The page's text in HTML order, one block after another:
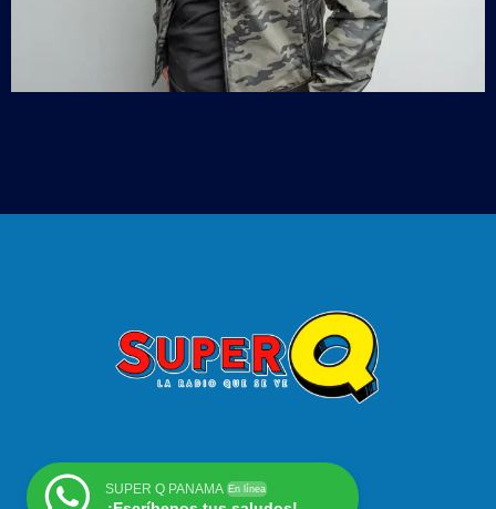
SUPER Q PANAMA En línea